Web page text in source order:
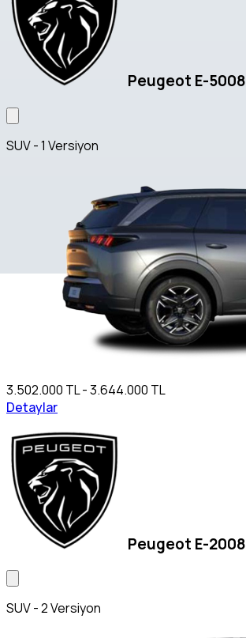
Peugeot E-5008
SUV - 1 Versiyon
3.502.000 TL - 3.644.000 TL
Detaylar
Peugeot E-2008
SUV - 2 Versiyon